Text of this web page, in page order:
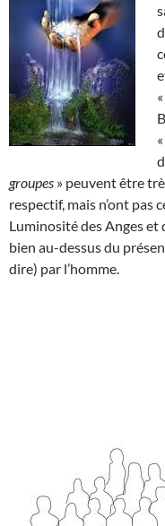
«
«
groupes » peuvent être
respectif, mais n’ont pas
Luminosité des Anges et
bien au-dessus du
dire) par l’homme.